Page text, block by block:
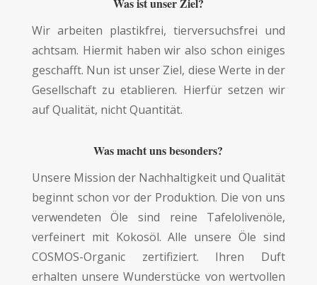
Wir arbeiten plastikfrei, tierversuchsfrei und
achtsam. Hiermit haben wir also schon einiges
geschafft. Nun ist unser Ziel, diese Werte in der
Gesellschaft zu etablieren. Hierfür setzen wir
auf Qualität, nicht Quantität.
Was macht uns besonders?
Unsere Mission der Nachhaltigkeit und Qualität
beginnt schon vor der Produktion. Die von uns
verwendeten Öle sind reine Tafelolivenöle,
verfeinert mit Kokosöl. Alle unsere Öle sind
COSMOS-Organic zertifiziert. Ihren Duft
erhalten unsere Wunderstücke von wertvollen